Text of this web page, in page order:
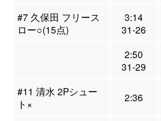
#7 久保田 フリース
ロー○(15点)
3:14
31-26
2:50
31-29
#11 清水 2Pシュー
ト×
2:36